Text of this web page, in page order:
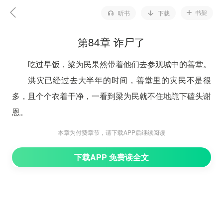
听书 下载 书架
第84章 诈尸了
吃过早饭，梁为民果然带着他们去参观城中的善堂。
洪灾已经过去大半年的时间，善堂里的灾民不是很
多，且个个衣着干净，一看到梁为民就不住地跪下磕头谢
恩。
“你们应该感谢的是陛下和朝廷，梁某不过是拿着俸
梁为民并不居功，对这些灾民更是和蔼可亲。
本章为付费章节，请下载APP后继续阅读
下载APP 免费读全文